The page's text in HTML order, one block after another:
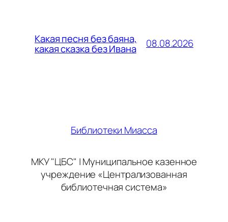
Какая песня без баяна,
какая сказка без Ивана 08.08.2026
Библиотеки Миасса
МКУ "ЦБС" | Муниципальное казенное
учреждение «Централизованная
библиотечная система»